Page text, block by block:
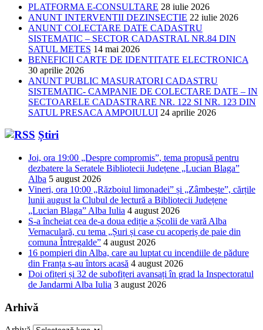
PLATFORMA E-CONSULTARE 28 iulie 2026
ANUNT INTERVENTII DEZINSECTIE 22 iulie 2026
ANUNT COLECTARE DATE CADASTRU
SISTEMATIC – SECTOR CADASTRAL NR.84 DIN
SATUL METES 14 mai 2026
BENEFICII CARTE DE IDENTITATE ELECTRONICA
30 aprilie 2026
ANUNT PUBLIC MASURATORI CADASTRU
SISTEMATIC- CAMPANIE DE COLECTARE DATE – IN
SECTOARELE CADASTRARE NR. 122 SI NR. 123 DIN
SATUL PRESACA AMPOIULUI 24 aprilie 2026
Știri
Joi, ora 19:00 „Despre compromis”, tema propusă pentru
dezbatere la Seratele Bibliotecii Județene „Lucian Blaga”
Alba 5 august 2026
Vineri, ora 10:00 „Războiul limonadei” și „Zâmbește”, cărțile
lunii august la Clubul de lectură a Bibliotecii Județene
„Lucian Blaga” Alba Iulia 4 august 2026
S-a încheiat cea de-a doua ediție a Școlii de vară Alba
Vernaculară, cu tema „Șuri și case cu acoperiș de paie din
comuna Întregalde” 4 august 2026
16 pompieri din Alba, care au luptat cu incendiile de pădure
din Franța s-au întors acasă 4 august 2026
Doi ofițeri și 32 de subofițeri avansați în grad la Inspectoratul
de Jandarmi Alba Iulia 3 august 2026
Arhivă